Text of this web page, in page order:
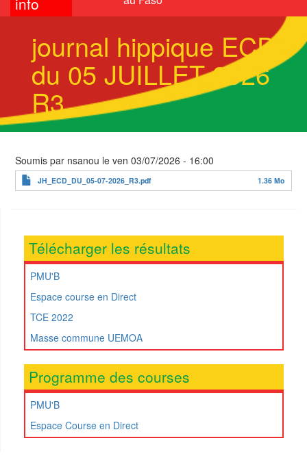
journal hippique ECD
du 05 JUILLET 2026
R3
Soumis par nsanou le ven 03/07/2026 - 16:00
JH_ECD_DU_05-07-2026_R3.pdf 1.36 Mo
Télécharger les résultats
PMU'B
Espace course en Direct
TCE 2022
Masse commune UEMOA
Programme des courses
PMU'B
Espace Course en Direct